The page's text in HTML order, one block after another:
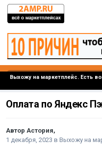
Выхожу на маркетплейс. Есть
Оплата по Яндекс
Автор Астория,
1 декабря, 2023 в Выхожу на